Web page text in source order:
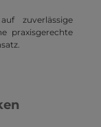
zuverlässige
praxisgerechte